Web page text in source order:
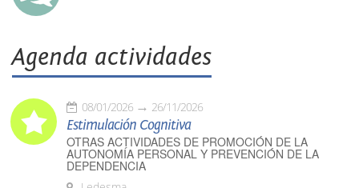
Agenda actividades
08/01/2026 26/11/2026
Estimulación Cognitiva
OTRAS ACTIVIDADES DE PROMOCIÓN DE LA
AUTONOMÍA PERSONAL Y PREVENCIÓN DE LA
DEPENDENCIA